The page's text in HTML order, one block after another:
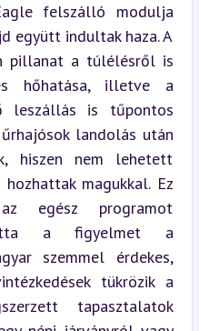
felszálló modulja
együtt indultak haza. A
pillanat a túlélésről is
hőhatása, illetve a
leszállás is tűpontos
landolás után
hiszen nem lehetett
magukkal. Ez
egész programot
a figyelmet a
szemmel érdekes,
tükrözik a
tapasztalatok